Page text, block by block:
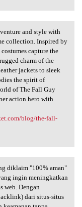
of
and style with
collection. Inspired by
capture the
charm of the
jackets to sleek
the spirit of
of The Fall Guy
action hero with
blog/the-fall-
yang
diklaim "100% aman"
ingin meningkatkan
web. Dengan
dari situs-situs